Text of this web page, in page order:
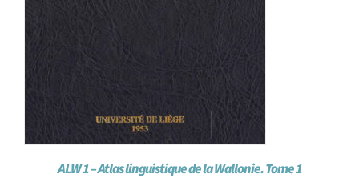
ALW 1 – Atlas linguistique de la Wallonie. Tome 1